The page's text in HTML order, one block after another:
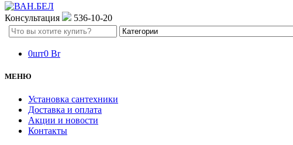
Консультация
536-10-20
Search
here
0шт0 Br
МЕНЮ
Установка сантехники
Доставка и оплата
Акции и новости
Контакты